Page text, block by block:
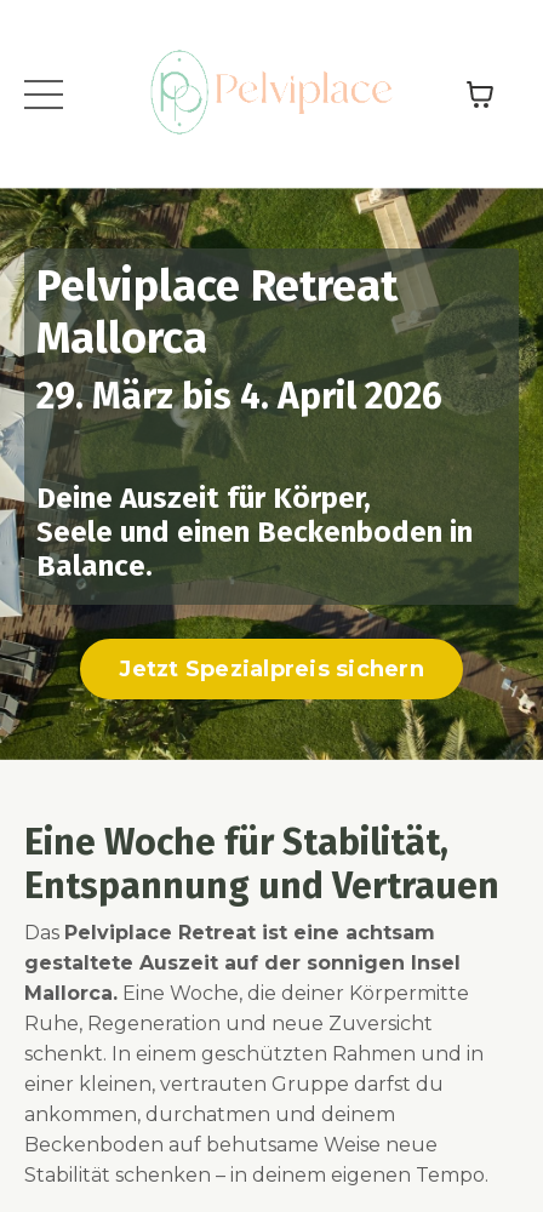
Pelviplace Retreat
Mallorca
29. März bis 4. April 2026
Deine Auszeit für Körper,
Seele und einen Beckenboden in
Balance.
Jetzt Spezialpreis sichern
Eine Woche für Stabilität,
Entspannung und Vertrauen
Das Pelviplace Retreat ist eine achtsam
gestaltete Auszeit auf der sonnigen Insel
Mallorca. Eine Woche, die deiner Körpermitte
Ruhe, Regeneration und neue Zuversicht
schenkt. In einem geschützten Rahmen und in
einer kleinen, vertrauten Gruppe darfst du
ankommen, durchatmen und deinem
Beckenboden auf behutsame Weise neue
Stabilität schenken – in deinem eigenen Tempo.